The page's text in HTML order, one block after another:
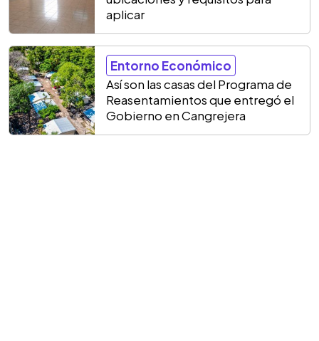
aplicar
Entorno Económico
Así son las casas del Programa de
Reasentamientos que entregó el
Gobierno en Cangrejera